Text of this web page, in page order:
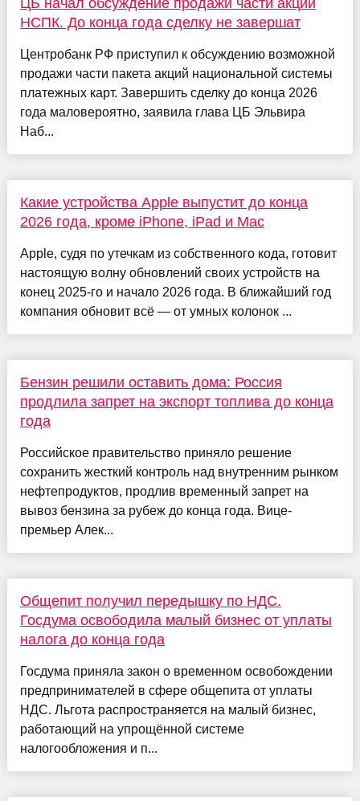
ЦБ начал обсуждение продажи части акций
НСПК. До конца года сделку не завершат
Центробанк РФ приступил к обсуждению возможной
продажи части пакета акций национальной системы
платежных карт. Завершить сделку до конца 2026
года маловероятно, заявила глава ЦБ Эльвира
Наб...
Какие устройства Apple выпустит до конца
2026 года, кроме iPhone, iPad и Mac
Apple, судя по утечкам из собственного кода, готовит
настоящую волну обновлений своих устройств на
конец 2025-го и начало 2026 года. В ближайший год
компания обновит всё — от умных колонок ...
Бензин решили оставить дома: Россия
продлила запрет на экспорт топлива до конца
года
Российское правительство приняло решение
сохранить жесткий контроль над внутренним рынком
нефтепродуктов, продлив временный запрет на
вывоз бензина за рубеж до конца года. Вице-
премьер Алек...
Общепит получил передышку по НДС.
Госдума освободила малый бизнес от уплаты
налога до конца года
Госдума приняла закон о временном освобождении
предпринимателей в сфере общепита от уплаты
НДС. Льгота распространяется на малый бизнес,
работающий на упрощённой системе
налогообложения и п...